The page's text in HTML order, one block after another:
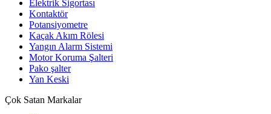
Elektrik Sigortası
Kontaktör
Potansiyometre
Kaçak Akım Rölesi
Yangın Alarm Sistemi
Motor Koruma Şalteri
Pako şalter
Yan Keski
Çok Satan Markalar